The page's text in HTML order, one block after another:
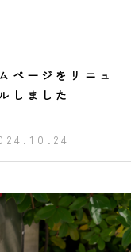
ページをリニュ
しました